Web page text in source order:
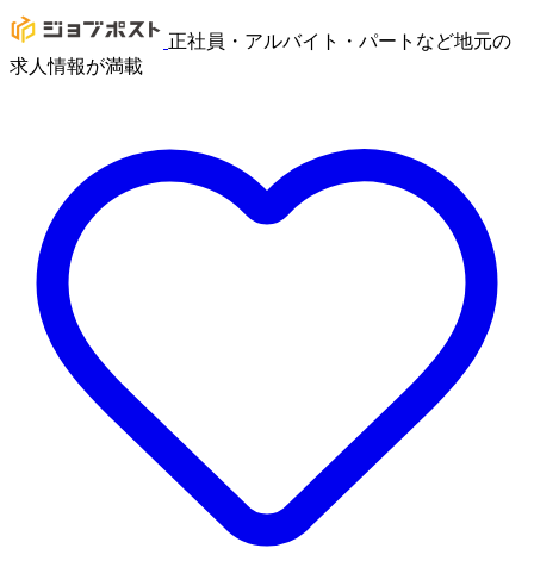
正社員・アルバイト・パートなど地元の
求人情報が満載